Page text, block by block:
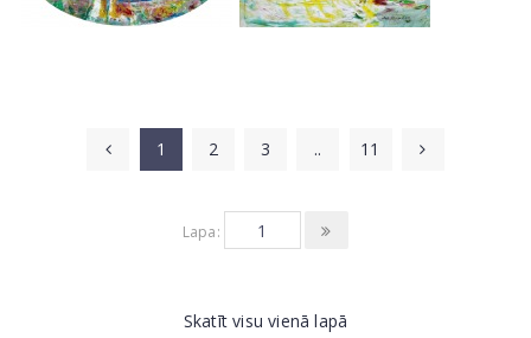
1 2 3 .. 11
Lapa:
Skatīt visu vienā lapā